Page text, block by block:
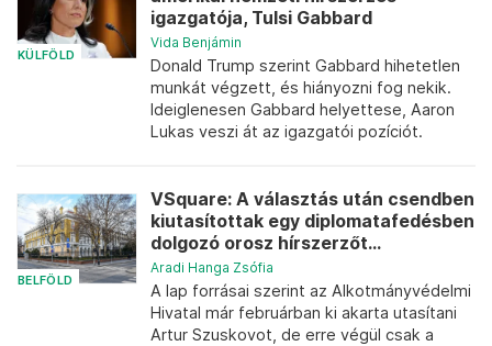
KÜLFÖLD
igazgatója, Tulsi Gabbard
Vida Benjámin
Donald Trump szerint Gabbard hihetetlen
munkát végzett, és hiányozni fog nekik.
Ideiglenesen Gabbard helyettese, Aaron
Lukas veszi át az igazgatói pozíciót.
BELFÖLD
VSquare: A választás után csendben
kiutasítottak egy diplomatafedésben
dolgozó orosz hírszerzőt...
Aradi Hanga Zsófia
A lap forrásai szerint az Alkotmányvédelmi
Hivatal már februárban ki akarta utasítani
Artur Szuskovot, de erre végül csak a